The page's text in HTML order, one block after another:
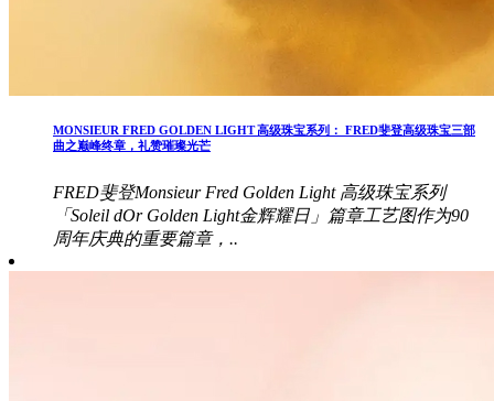
MONSIEUR FRED GOLDEN LIGHT 高级珠宝系列： FRED斐登高级珠宝三部
曲之巅峰终章，礼赞璀璨光芒
FRED斐登Monsieur Fred Golden Light 高级珠宝系列
「Soleil dOr Golden Light金辉耀日」篇章工艺图作为90
周年庆典的重要篇章，..